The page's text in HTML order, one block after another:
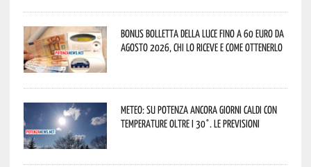
Bonus bolletta della luce fino a 60 euro da
agosto 2026, chi lo riceve e come ottenerlo
Meteo: su Potenza ancora giorni caldi con
temperature oltre i 30°. Le previsioni